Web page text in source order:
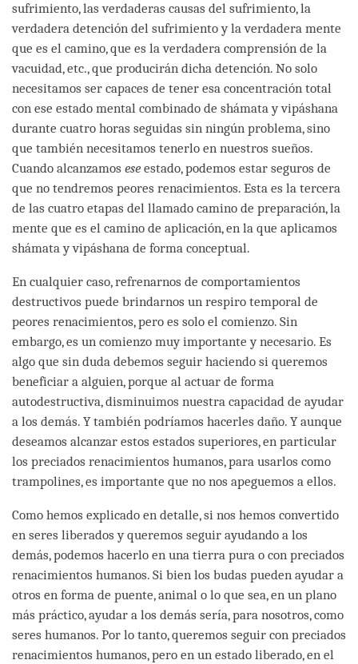
sufrimiento, las verdaderas causas del sufrimiento, la
verdadera detención del sufrimiento y la verdadera mente
que es el camino, que es la verdadera comprensión de la
vacuidad, etc., que producirán dicha detención. No solo
necesitamos ser capaces de tener esa concentración total
con ese estado mental combinado de shámata y vipáshana
durante cuatro horas seguidas sin ningún problema, sino
que también necesitamos tenerlo en nuestros sueños.
Cuando alcanzamos ese estado, podemos estar seguros de
que no tendremos peores renacimientos. Esta es la tercera
de las cuatro etapas del llamado camino de preparación, la
mente que es el camino de aplicación, en la que aplicamos
shámata y vipáshana de forma conceptual.
En cualquier caso, refrenarnos de comportamientos
destructivos puede brindarnos un respiro temporal de
peores renacimientos, pero es solo el comienzo. Sin
embargo, es un comienzo muy importante y necesario. Es
algo que sin duda debemos seguir haciendo si queremos
beneficiar a alguien, porque al actuar de forma
autodestructiva, disminuimos nuestra capacidad de ayudar
a los demás. Y también podríamos hacerles daño. Y aunque
deseamos alcanzar estos estados superiores, en particular
los preciados renacimientos humanos, para usarlos como
trampolines, es importante que no nos apeguemos a ellos.
Como hemos explicado en detalle, si nos hemos convertido
en seres liberados y queremos seguir ayudando a los
demás, podemos hacerlo en una tierra pura o con preciados
renacimientos humanos. Si bien los budas pueden ayudar a
otros en forma de puente, animal o lo que sea, en un plano
más práctico, ayudar a los demás sería, para nosotros, como
seres humanos. Por lo tanto, queremos seguir con preciados
renacimientos humanos, pero en un estado liberado, en el